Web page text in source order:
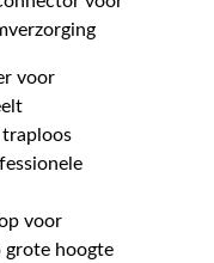
voor
traploos
voor
grote hoogte